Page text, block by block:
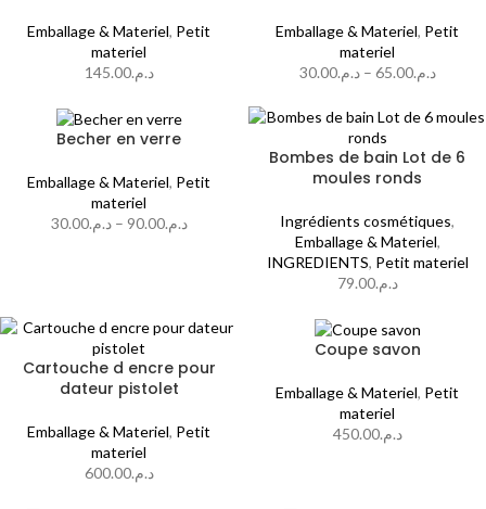
Emballage & Materiel, Petit
materiel
د.م.145.00
Emballage & Materiel, Petit
materiel
د.م.30.00 – د.م.65.00
Becher en verre
Emballage & Materiel, Petit
materiel
د.م.30.00 – د.م.90.00
Bombes de bain Lot de 6
moules ronds
Ingrédients cosmétiques,
Emballage & Materiel,
INGREDIENTS, Petit materiel
د.م.79.00
Cartouche d encre pour
dateur pistolet
Emballage & Materiel, Petit
materiel
د.م.600.00
Coupe savon
Emballage & Materiel, Petit
materiel
د.م.450.00